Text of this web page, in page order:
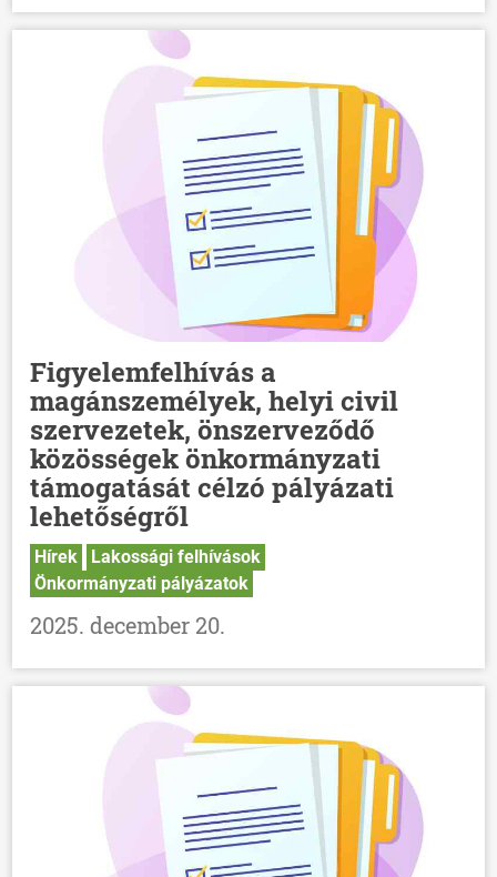
Figyelemfelhívás a
magánszemélyek, helyi civil
szervezetek, önszerveződő
közösségek önkormányzati
támogatását célzó pályázati
lehetőségről
Hírek
Lakossági felhívások
Önkormányzati pályázatok
2025. december 20.